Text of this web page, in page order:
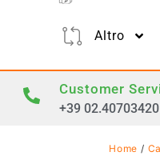
Altro
Customer
+39 02.40703420
Home /